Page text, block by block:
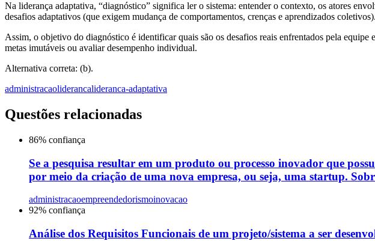
Na liderança adaptativa, “diagnóstico” significa ler o sistema: entender o contexto, os atores
desafios adaptativos (que exigem mudança de comportamentos, crenças e aprendizados coletivos).
Assim, o objetivo do diagnóstico é identificar quais são os desafios reais enfrentados pela
metas imutáveis ou avaliar desempenho individual.
Alternativa correta: (b).
administracaoliderancalideranca-adaptativa
Questões relacionadas
86% confiança
Se a pesquisa resultar em um produto ou processo inovador que
por meio da criação de uma nova empresa, ou seja, uma startup.
administracaoempreendedorismoinovacao
92% confiança
Análise dos Requisitos Funcionais de um projeto/sistema a ser